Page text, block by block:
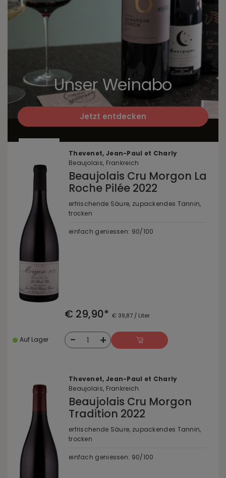
Unser Weinabo
Jetzt entdecken
Thevenet, Jean-Paul et Charly
Beaujolais, Frankreich
Beaujolais Cru Morgon La
Roche Pilée 2022
erfrischende Säure, zupackendes Tannin,
trocken
einfach geniessen: 90/100
€ 29,90* € 39,87 / Liter
Auf Lager - 1 +
Thevenet, Jean-Paul et Charly
Beaujolais, Frankreich
Beaujolais Cru Morgon
Tradition 2022
erfrischende Säure, zupackendes Tannin,
trocken
einfach geniessen: 90/100